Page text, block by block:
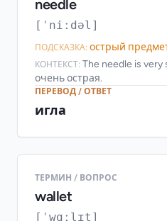
needle
[ˈniːdəl]
ПОДСКАЗКА: острый
КОНТЕКСТ: The needle is very
очень острая.
ПЕРЕВОД / ОТВЕТ
игла
ТЕРМИН / ВОПРОС
wallet
[ˈwɑːlɪt]